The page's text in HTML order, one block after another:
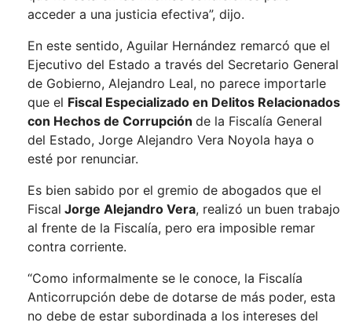
acceder a una justicia efectiva”, dijo.
En este sentido, Aguilar Hernández remarcó que el
Ejecutivo del Estado a través del Secretario General
de Gobierno, Alejandro Leal, no parece importarle
que el Fiscal Especializado en Delitos Relacionados
con Hechos de Corrupción de la Fiscalía General
del Estado, Jorge Alejandro Vera Noyola haya o
esté por renunciar.
Es bien sabido por el gremio de abogados que el
Fiscal Jorge Alejandro Vera, realizó un buen trabajo
al frente de la Fiscalía, pero era imposible remar
contra corriente.
“Como informalmente se le conoce, la Fiscalía
Anticorrupción debe de dotarse de más poder, esta
no debe de estar subordinada a los intereses del